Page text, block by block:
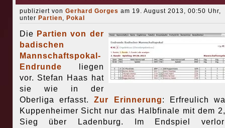
publiziert von Gerhard Gorges am 19. August 2013, 00:50 Uhr,
unter Partien, Pokal
Die Partien von der
badischen
Mannschaftspokal-
Endrunde liegen
vor. Stefan Haas hat
sie wie in der
Oberliga erfasst.Zur Erinnerung: Erfreulich
Kuppenheimer Sicht nur das Halbfinale mit dem
Sieg über Ladenburg. Im Endspiel